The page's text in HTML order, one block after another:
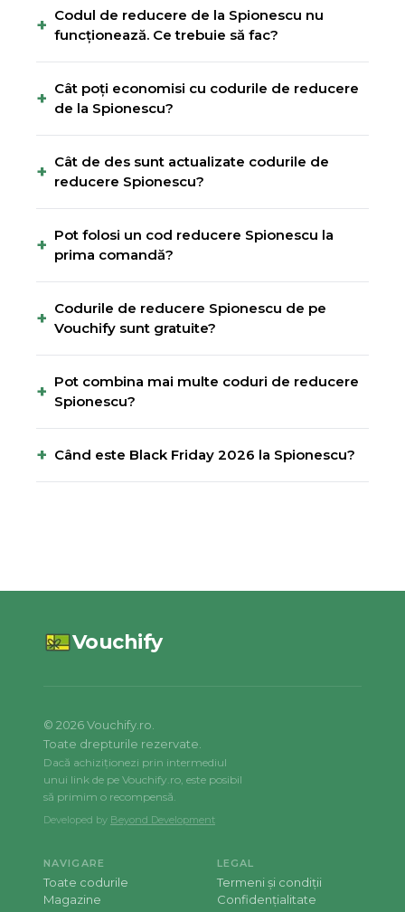
+ Codul de reducere de la Spionescu nu
funcționează. Ce trebuie să fac?
+ Cât poți economisi cu codurile de reducere
de la Spionescu?
+ Cât de des sunt actualizate codurile de
reducere Spionescu?
+ Pot folosi un cod reducere Spionescu la
prima comandă?
+ Codurile de reducere Spionescu de pe
Vouchify sunt gratuite?
+ Pot combina mai multe coduri de reducere
Spionescu?
+ Când este Black Friday 2026 la Spionescu?
Vouchify
© 2026Vouchify.ro.
Toate drepturile rezervate.
Dacă achiziționezi prin intermediul
unui link de pe Vouchify.ro, este posibil
să primim o recompensă.
Developed by Beyond Development
NAVIGARE
Toate codurile
Magazine
LEGAL
Termeni și condiții
Confidențialitate